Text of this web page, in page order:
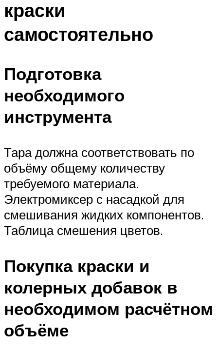
краски
самостоятельно
Подготовка
необходимого
инструмента
Тара должна соответствовать по
объёму общему количеству
требуемого материала.
Электромиксер с насадкой для
смешивания жидких компонентов.
Таблица смешения цветов.
Покупка краски и
колерных добавок в
необходимом расчётном
объёме